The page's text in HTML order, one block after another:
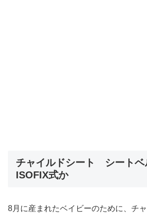
チャイルドシート シートベ
ISOFIX式か
8月に産まれたベイビーのために、チ